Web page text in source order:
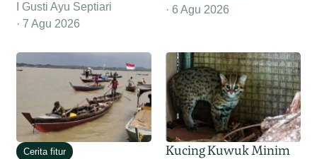
I Gusti Ayu Septiari
7 Agu 2026
6 Agu 2026
Cerita fitur
Kucing Kuwuk Minim